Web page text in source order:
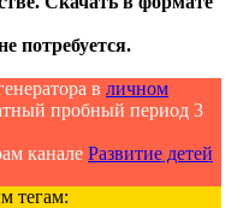
потребуется.
в личном
пробный период 3
канале Развитие детей
тегам: